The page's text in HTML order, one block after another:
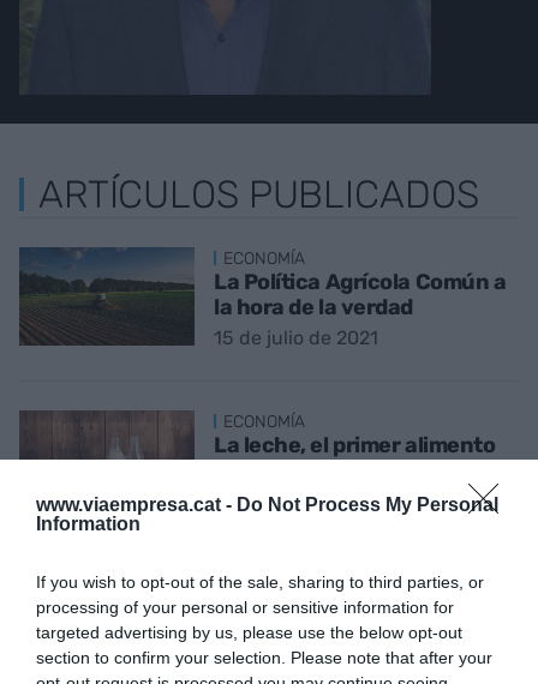
www.viaempresa.cat - Do Not Process My Personal
Information
If you wish to opt-out of the sale, sharing to third parties, or
processing of your personal or sensitive information for
targeted advertising by us, please use the below opt-out
section to confirm your selection. Please note that after your
ARTÍCULOS PUBLICADOS
ECONOMÍA
La Política Agrícola Común a
la hora de la verdad
15 de julio de 2021
ECONOMÍA
La leche, el primer alimento
21 de junio de 2021
ECONOMÍA
La segunda revolución verde
12 de mayo de 2021